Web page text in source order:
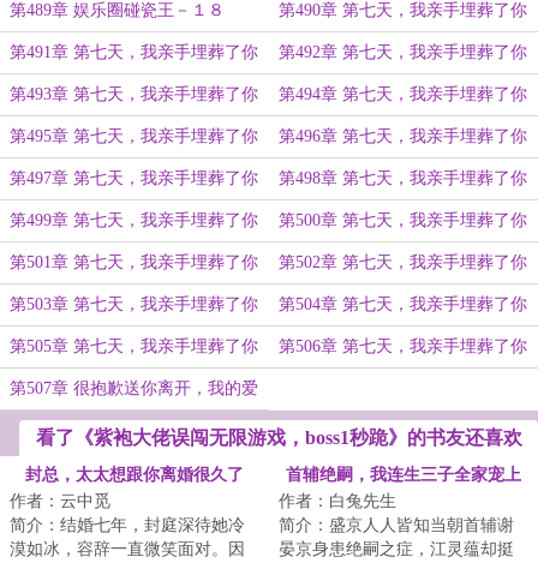
第489章 娱乐圈碰瓷王－１８ 第490章 第七天，我亲手埋葬了你
－１
第491章 第七天，我亲手埋葬了你
－２
第492章 第七天，我亲手埋葬了你
－３
第493章 第七天，我亲手埋葬了你
－４
第494章 第七天，我亲手埋葬了你
－５
第495章 第七天，我亲手埋葬了你
－６
第496章 第七天，我亲手埋葬了你
－７
第497章 第七天，我亲手埋葬了你
－８
第498章 第七天，我亲手埋葬了你
－９
第499章 第七天，我亲手埋葬了你
－１０
第500章 第七天，我亲手埋葬了你
－１１
第501章 第七天，我亲手埋葬了你
－１２
第502章 第七天，我亲手埋葬了你
－１３
第503章 第七天，我亲手埋葬了你
－１４
第504章 第七天，我亲手埋葬了你
－１５
第505章 第七天，我亲手埋葬了你
－１６
第506章 第七天，我亲手埋葬了你
第507章 很抱歉送你离开，我的爱
人！【终看了《紫袍大佬误闯无限游戏，boss1秒跪》的书友还喜欢
看
封总，太太想跟你离婚很久了
作者：云中觅
简介：结婚七年，封庭深待她冷
漠如冰，容辞一直微笑面对。因
首辅绝嗣，我连生三子全家宠上
天
作者：白兔先生
简介：盛京人人皆知当朝首辅谢
晏京身患绝嗣之症，江灵蕴却挺